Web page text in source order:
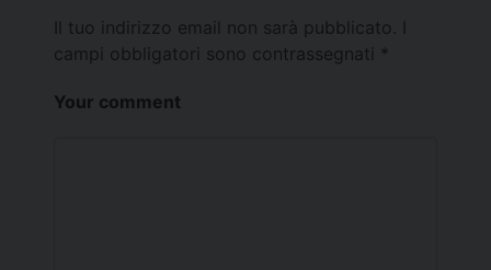
Il tuo indirizzo email non sarà pubblicato.
campi obbligatori sono contrassegnati *
Your comment